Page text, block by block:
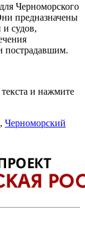
Черноморского
предназначены
и судов,
пострадавшим.
и нажмите
, Черноморский